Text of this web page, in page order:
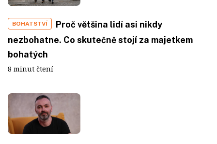
BOHATSTVÍ
Proč většina lidí asi nikdy
nezbohatne. Co skutečně stojí za majetkem
bohatých
8 minut čtení